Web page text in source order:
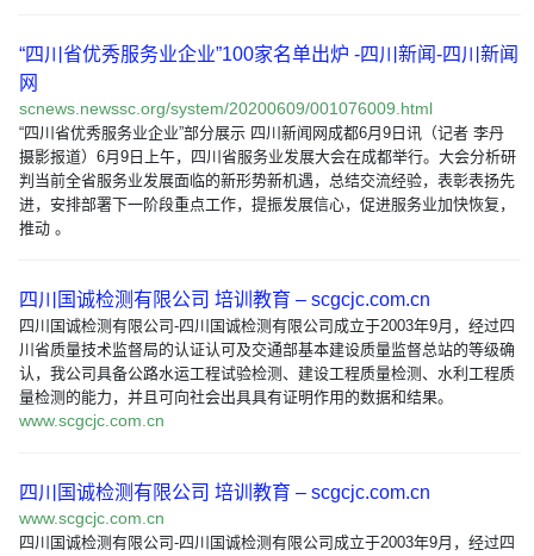
“四川省优秀服务业企业”100家名单出炉 -四川新闻-四川新闻
网
scnews.newssc.org/system/20200609/001076009.html
“四川省优秀服务业企业”部分展示 四川新闻网成都6月9日讯（记者 李丹
摄影报道）6月9日上午，四川省服务业发展大会在成都举行。大会分析研
判当前全省服务业发展面临的新形势新机遇，总结交流经验，表彰表扬先
进，安排部署下一阶段重点工作，提振发展信心，促进服务业加快恢复，
推动 。
四川国诚检测有限公司 培训教育 – scgcjc.com.cn
四川国诚检测有限公司-四川国诚检测有限公司成立于2003年9月，经过四
川省质量技术监督局的认证认可及交通部基本建设质量监督总站的等级确
认，我公司具备公路水运工程试验检测、建设工程质量检测、水利工程质
量检测的能力，并且可向社会出具具有证明作用的数据和结果。
www.scgcjc.com.cn
四川国诚检测有限公司 培训教育 – scgcjc.com.cn
www.scgcjc.com.cn
四川国诚检测有限公司-四川国诚检测有限公司成立于2003年9月，经过四